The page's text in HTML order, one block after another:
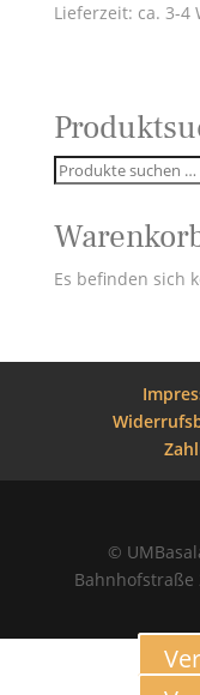
Lieferzeit: ca. 3-4
Suchen
Es befinden sich
©